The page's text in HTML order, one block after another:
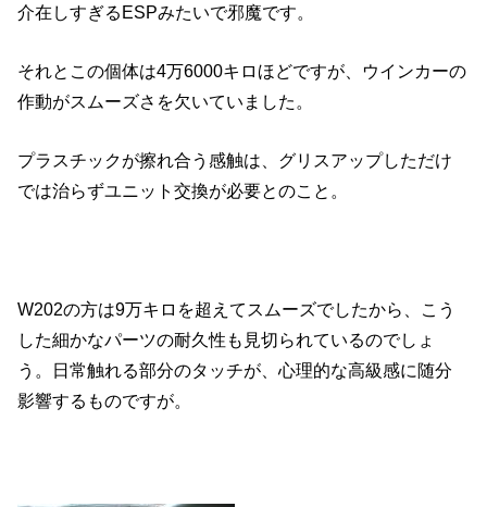
介在しすぎるESPみたいで邪魔です。
それとこの個体は4万6000キロほどですが、ウインカーの
作動がスムーズさを欠いていました。
プラスチックが擦れ合う感触は、グリスアップしただけ
では治らずユニット交換が必要とのこと。
W202の方は9万キロを超えてスムーズでしたから、こう
した細かなパーツの耐久性も見切られているのでしょ
う。日常触れる部分のタッチが、心理的な高級感に随分
影響するものですが。